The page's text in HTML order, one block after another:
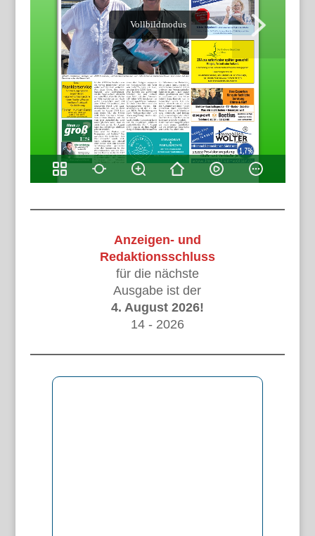
Anzeigen- und
Redaktionsschluss
für die nächste
Ausgabe ist der
4. August 2026!
14 - 2026